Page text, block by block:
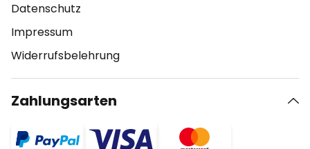
Datenschutz
Impressum
Widerrufsbelehrung
Zahlungsarten